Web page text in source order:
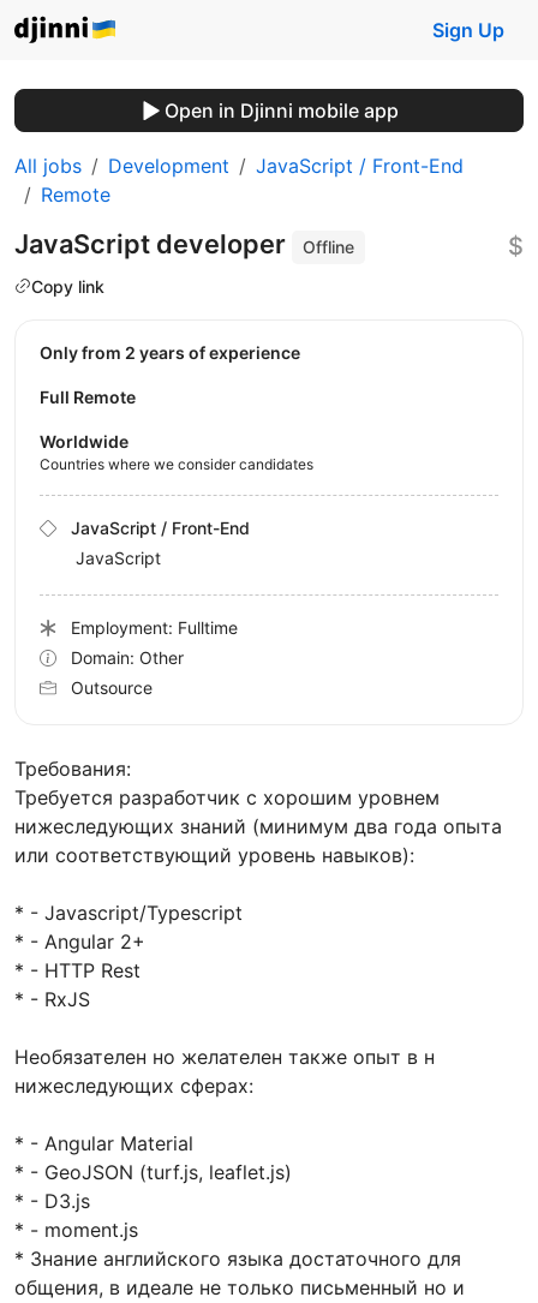
Sign Up
Open in Djinni mobile app
All jobs Development
JavaScript / Front-End
Remote
JavaScript developer
Offline
Copy link
$
Требования:
Требуется разработчик с хорошим уровнем
нижеследующих знаний (минимум два года опыта
или соответствующий уровень навыков):
* - Javascript/Typescript
* - Angular 2+
* - HTTP Rest
* - RxJS
Необязателен но желателен также опыт в н
нижеследующих сферах:
* - Angular Material
* - GeoJSON (turf.js, leaflet.js)
* - D3.js
* - moment.js
* Знание английского языка достаточного для
общения, в идеале не только письменный но и
Only from 2 years of experience
Full Remote
Worldwide
Countries where we consider candidates
JavaScript / Front-End
JavaScript
Employment: Fulltime
Domain: Other
Outsource